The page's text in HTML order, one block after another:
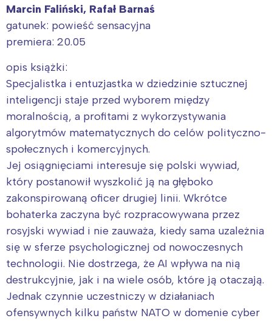
Marcin Faliński, Rafał Barnaś
gatunek: powieść sensacyjna
premiera: 20.05
opis książki:
Specjalistka i entuzjastka w dziedzinie sztucznej
inteligencji staje przed wyborem między
moralnością, a profitami z wykorzystywania
algorytmów matematycznych do celów polityczno-
społecznych i komercyjnych.
Jej osiągnięciami interesuje się polski wywiad,
który postanowił wyszkolić ją na głęboko
zakonspirowaną oficer drugiej linii. Wkrótce
bohaterka zaczyna być rozpracowywana przez
rosyjski wywiad i nie zauważa, kiedy sama uzależnia
się w sferze psychologicznej od nowoczesnych
technologii. Nie dostrzega, że AI wpływa na nią
destrukcyjnie, jak i na wiele osób, które ją otaczają.
Jednak czynnie uczestniczy w działaniach
ofensywnych kilku państw NATO w domenie cyber